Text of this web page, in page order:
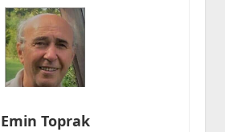
Emin Toprak